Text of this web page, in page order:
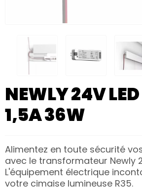
NEWLY 24V
1,5A 36W
Alimentez en toute sécurité
avec le transformateur Newly
L'équipement électrique
votre cimaise lumineuse R35.